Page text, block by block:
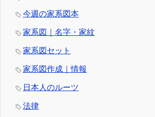
今週の家系図本
家系図｜名字・家紋
家系図セット
家系図作成｜情報
日本人のルーツ
法律